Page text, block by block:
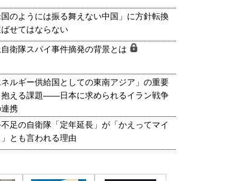
国のようには振る舞えない中国」に方針転換
せてはならない
衛隊スパイ事件摘発の背景とは
ネルギー供給国としての東南アジア」の重要
抱える課題――日本に求められるイラン戦争
携
不足の自衛隊「定年延長」が「かえってマイ
とも言われる理由